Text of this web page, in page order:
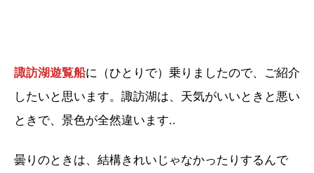
諏訪湖遊覧船に（ひとりで）乗りましたので、ご紹介
したいと思います。諏訪湖は、天気がいいときと悪い
ときで、景色が全然違います..
曇りのときは、結構きれいじゃなかったりするんで